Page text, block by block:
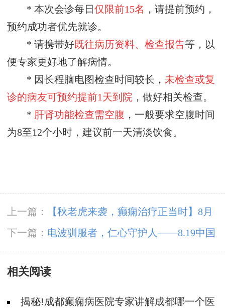
* 本次会诊每日仅限前15名 ，请提前预约，
预约成功者优先就诊。
* 请携带好既往病历资料、检查报告等，以
便专家更好地了解病情。
* 因长程脑电图检查时间较长， 未检查或复
诊的病友可预约提前1天到院 ，做好相关检查。
* 肝肾功能检查需空腹 ，一般要求空腹时间
为8至12个小时，建议前一天清淡饮食。
上一篇：
【秋老虎来袭，癫痫治疗正当时】8月
8-10日，北京癫痫名医周立春博士领衔暑期会
诊，速约！
下一篇： 电波驯服者，仁心守护人——8.19中国
医师节致敬神康抗癫团队
相关阅读
揭秘!成都癫痫病医院专家讲解成都哪一个医